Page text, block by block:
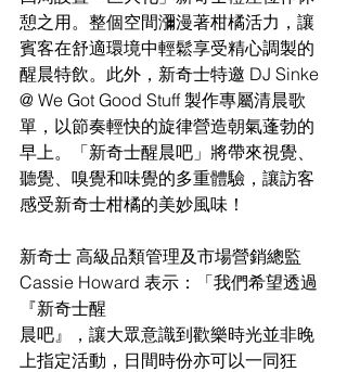
憩之用。整個空間瀰漫著柑橘活力，讓
賓客在舒適環境中輕鬆享受精心調製的
醒晨特飲。此外，新奇士特邀 DJ Sinke
@ We Got Good Stuff 製作專屬清晨歌
單，以節奏輕快的旋律營造朝氣蓬勃的
早上。「新奇士醒晨吧」將帶來視覺、
聽覺、嗅覺和味覺的多重體驗，讓訪客
感受新奇士柑橘的美妙風味！
新奇士 高級品類管理及市場營銷總監
Cassie Howard 表示：「我們希望透過
『新奇士醒
晨吧』，讓大眾意識到歡樂時光並非晚
上指定活動，日間時份亦可以一同狂